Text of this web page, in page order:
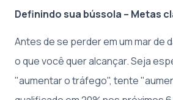
Definindo sua bússola – Metas
Antes de se perder em um mar de
o que você quer alcançar. Seja
"aumentar o tráfego", tente